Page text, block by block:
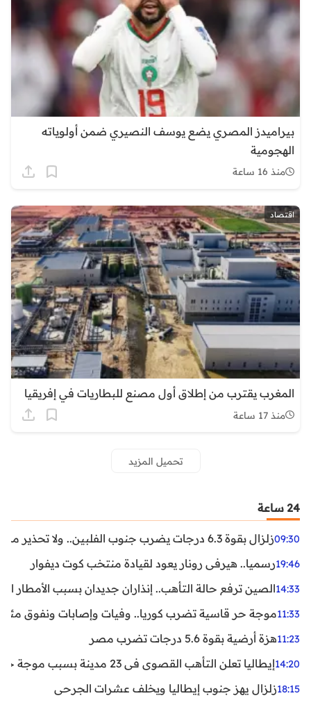
بيراميدز المصري يضع يوسف النصيري ضمن أولوياته
الهجومية
منذ 16 ساعة
اقتصاد
المغرب يقترب من إطلاق أول مصنع للبطاريات في إفريقيا
منذ 17 ساعة
تحميل المزيد
24 ساعة
09:30زلزال بقوة 6.3 درجات يضرب جنوب الفلبين.. ولا تحذير من تسونامي حتى الآن
19:46رسميا.. هيرفي رونار يعود لقيادة منتخب كوت ديفوار
14:33الصين ترفع حالة التأهب.. إنذاران جديدان بسبب الأمطار
11:33موجة حر قاسية تضرب كوريا.. وفيات وإصابات ونفوق مئات
11:23هزة أرضية بقوة 5.6 درجات تضرب مصر
14:20إيطاليا تعلن التأهب القصوى في 23 مدينة بسبب موجة حر شديدة
18:15زلزال يهز جنوب إيطاليا ويخلف عشرات الجرحى